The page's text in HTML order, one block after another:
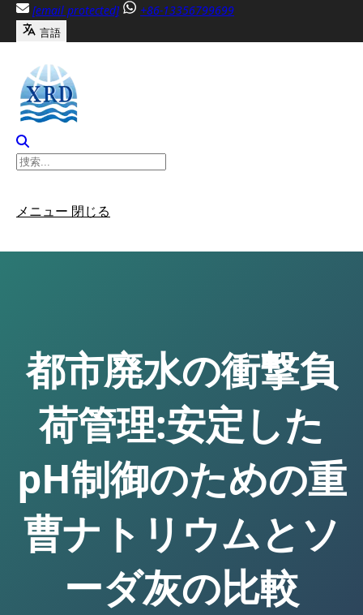
へ
[email protected] +86-13356799699
言語
メニュー 閉じる
都市廃水の衝撃負
荷管理:安定した
pH制御のための重
曹ナトリウムとソ
ーダ灰の比較